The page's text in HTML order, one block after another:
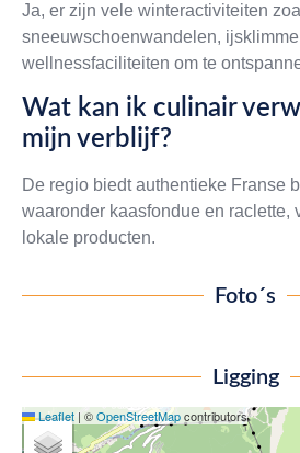
Ja, er zijn vele winteractiviteiten
sneeuwschoenwandelen,
wellnessfaciliteiten om te
Wat kan ik culinair
mijn verblijf?
De regio biedt authentieke Franse
waaronder kaasfondue en raclette,
lokale producten.
Foto´s
Ligging
+
Leaflet | ©OpenStreetMapcontributors